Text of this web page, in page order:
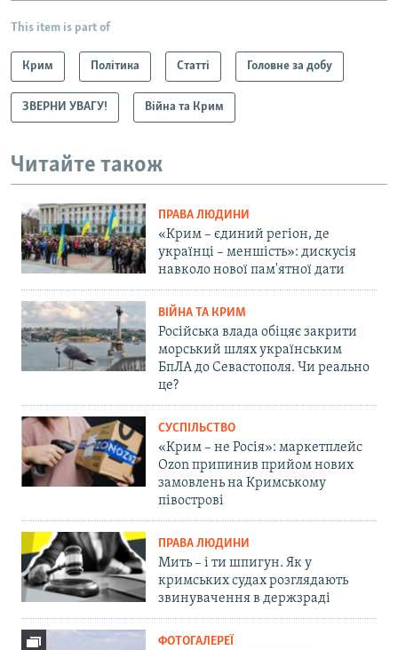
This item is part of
Крим Політика Статті Головне за добу
ЗВЕРНИ УВАГУ! Війна та Крим
Читайте також
ПРАВА ЛЮДИНИ
«Крим – єдиний регіон, де
українці – меншість»: дискусія
навколо нової пам'ятної дати
ВІЙНА ТА КРИМ
Російська влада обіцяє закрити
морський шлях українським
БпЛА до Севастополя. Чи реально
це?
СУСПІЛЬСТВО
«Крим – не Росія»: маркетплейс
Ozon припинив прийом нових
замовлень на Кримському
півострові
ПРАВА ЛЮДИНИ
Мить – і ти шпигун. Як у
кримських судах розглядають
звинувачення в держзраді
ФОТОГАЛЕРЕЇ